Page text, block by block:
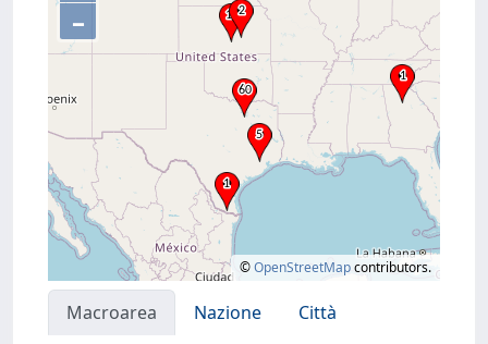
–
©OpenStreetMapcontributors.
Macroarea Nazione
Città